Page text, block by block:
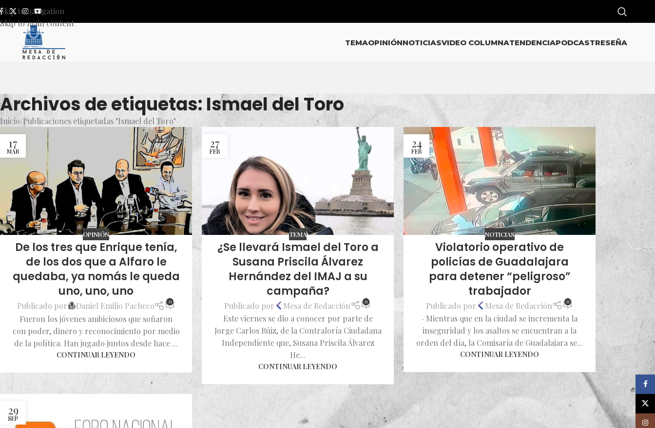
Skip to navigation
Skip to main content
TEMAOPINIÓNNOTICIASVIDEO COLUMNATENDENCIAPODCASTRESEÑA
Archivos de etiquetas: Ismael del Toro
Inicio Publicaciones etiquetadas "Ismael del Toro"
17
MAR
OPINIÓN
De los tres que Enrique tenía,
de los dos que a Alfaro le
quedaba, ya nomás le queda
uno, uno, uno
Publicado por Daniel Emilio Pacheco 0
Fueron los jóvenes ambiciosos que soñaron
con poder, dinero y reconocimiento por medio
de la política. Han jugado juntos desde hace ...
CONTINUAR LEYENDO
27
FEB
TEMA
¿Se llevará Ismael del Toro a
Susana Priscila Álvarez
Hernández del IMAJ a su
campaña?
Publicado por Mesa de Redacción 0
Este viernes se dio a conocer por parte de
Jorge Carlos Rúiz, de la Contraloría Ciudadana
Independiente que, Susana Priscila Álvarez
He...
CONTINUAR LEYENDO
24
FEB
NOTICIAS
Violatorio operativo de
policías de Guadalajara
para detener “peligroso”
trabajador
Publicado por Mesa de Redacción 0
· Mientras que en la ciudad se incrementa la
inseguridad y los asaltos se encuentran a la
orden del día, la Comisaría de Guadalajara se...
CONTINUAR LEYENDO
29
SEP